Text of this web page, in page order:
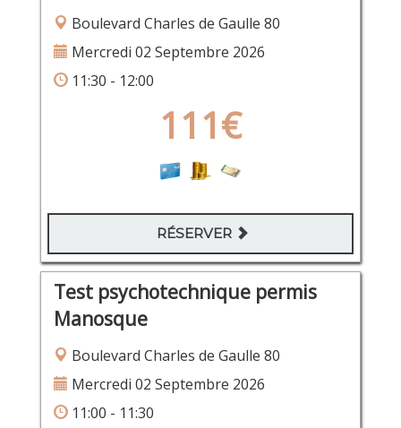
Boulevard Charles de Gaulle 80
Mercredi 02 Septembre 2026
11:30 - 12:00
111€
RÉSERVER
Test psychotechnique permis
Manosque
Boulevard Charles de Gaulle 80
Mercredi 02 Septembre 2026
11:00 - 11:30